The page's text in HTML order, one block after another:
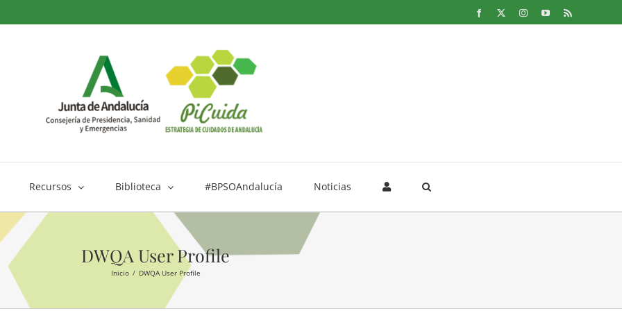
Facebook InstagramYouTubeRss
Recursos Biblioteca #BPSOAndalucía Noticias
DWQA User Profile
Inicio DWQA User Profile